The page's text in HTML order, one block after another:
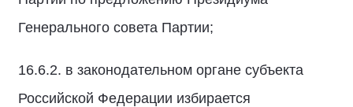
Генерального совета Партии;
16.6.2. в законодательном органе субъекта
Российской Федерации избирается